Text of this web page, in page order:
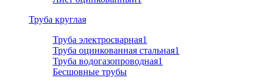
Труба круглая
Труба электросварная1
Труба оцинкованная стальная1
Труба водогазопроводная1
Бесшовные трубы